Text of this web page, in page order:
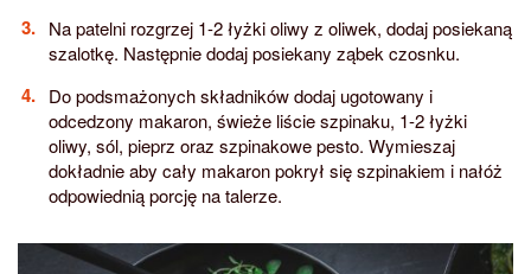
Na patelni rozgrzej 1-2 łyżki oliwy z oliwek, dodaj posiekaną
szalotkę. Następnie dodaj posiekany ząbek czosnku.
Do podsmażonych składników dodaj ugotowany i
odcedzony makaron, świeże liście szpinaku, 1-2 łyżki
oliwy, sól, pieprz oraz szpinakowe pesto. Wymieszaj
dokładnie aby cały makaron pokrył się szpinakiem i nałóż
odpowiednią porcję na talerze.